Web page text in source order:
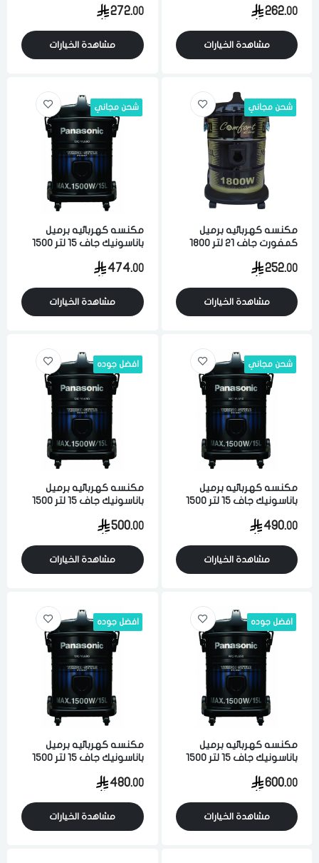
262.00
مشاهدة الخيارات
اسود واحمر
272.00
مشاهدة الخيارات
شحن مجاني
مكنسه كهربائيه برميل
كمفورت جاف 21 لتر 1800
اسود252.00
مشاهدة الخيارات
شحن مجاني
مكنسه كهربائيه برميل
باناسونيك جاف 15 لتر 1500
والسوائل اسود ماليزي
474.00
مشاهدة الخيارات
شحن مجاني
مكنسه كهربائيه برميل
باناسونيك جاف 15 لتر 1500
والسوائل اسود ماليزي
490.00
مشاهدة الخيارات
افضل جوده
مكنسه كهربائيه برميل
باناسونيك جاف 15 لتر 1500
والسوائل اسود ماليزي
500.00
مشاهدة الخيارات
افضل جوده
مكنسه كهربائيه برميل
باناسونيك جاف 15 لتر 1500
والسوائل اسود ماليزي
600.00
مشاهدة الخيارات
افضل جوده
مكنسه كهربائيه برميل
باناسونيك جاف 15 لتر 1500
والسوائل اسود ماليزي
480.00
مشاهدة الخيارات
الشروط والاحكام
فى حالة تغيير المدينة قد تفقد بعض او كل المنتجات التي تم اضافتها